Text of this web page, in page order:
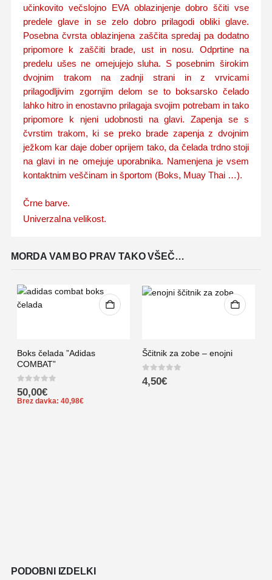
učinkovito večslojno EVA oblazinjenje dobro ščiti vse
predele glave in se zelo dobro prilagodi obliki glave.
Posebna čvrsta oblazinjena zaščita spredaj pa dodatno
pripomore k zaščiti brade, ust in nosu. Odprtine na
predelu ušes ne omejujejo sluha. S posebnim širokim
dvojnim trakom na zadnji strani in z vrvicami
prilagodljivim zgornjim delom se to boksarsko čelado
lahko hitro in enostavno prilagaja svojim potrebam in tako
pripomore k njeni udobnosti na glavi. Zapenja se s
čvrstim trakom, ki se preko brade zapenja z dvojnim
ježkom kar daje dober oprijem tako, da čelada trdno stoji
na glavi in ne omejuje uporabnika. Namenjena je vsem
kontaktnim veščinam in športom (Boks, Muay Thai …).
Črne barve.
Univerzalna velikost.
MORDA VAM BO PRAV TAKO VŠEČ…
Boks čelada ”Adidas
COMBAT”
0out of 5
50,00€
Brez davka: 40,98€
Ščitnik za zobe – enojni
0out of 5
4,50€
PODOBNI IZDELKI